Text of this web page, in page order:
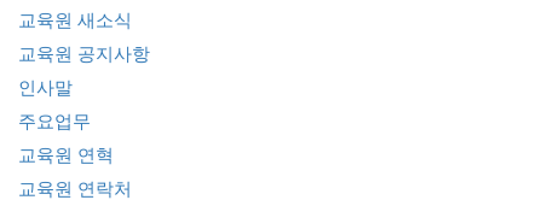
교육원 새소식
교육원 공지사항
인사말
주요업무
교육원 연혁
교육원 연락처